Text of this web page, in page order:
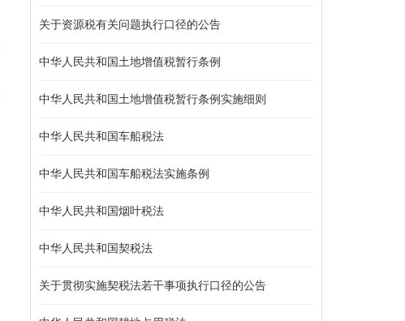
关于资源税有关问题执行口径的公告
中华人民共和国土地增值税暂行条例
中华人民共和国土地增值税暂行条例实施细则
中华人民共和国车船税法
中华人民共和国车船税法实施条例
中华人民共和国烟叶税法
中华人民共和国契税法
关于贯彻实施契税法若干事项执行口径的公告